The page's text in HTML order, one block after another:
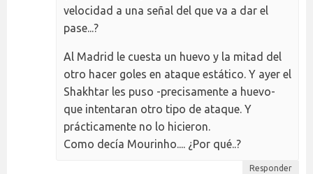
velocidad a una señal del que va a dar el
pase...?
Al Madrid le cuesta un huevo y la mitad del
otro hacer goles en ataque estático. Y ayer el
Shakhtar les puso -precisamente a huevo-
que intentaran otro tipo de ataque. Y
prácticamente no lo hicieron.
Como decía Mourinho.... ¿Por qué..?
Responder